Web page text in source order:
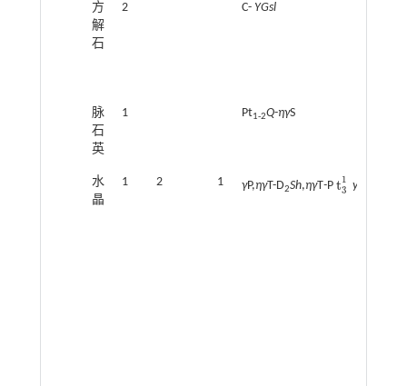
方
解
石
2 C- YGsl
脉
石
英
1 Pt1-2Q-ηγS
水
晶
1 2 1 γP,ηγT-D2Sh,ηγT-P t1
3
t3 1y